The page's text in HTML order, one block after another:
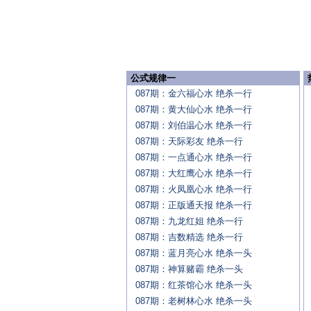
公式规律一
087期：金六福心水 绝杀一行
087期：黄大仙心水 绝杀一行
087期：刘伯温心水 绝杀一行
087期：天际彩友 绝杀一行
087期：一点通心水 绝杀一行
087期：大红鹰心水 绝杀一行
087期：火凤凰心水 绝杀一行
087期：正版通天报 绝杀一行
087期：九龙红姐 绝杀一行
087期：吉数精选 绝杀一行
087期：蓝月亮心水 绝杀一头
087期：神算赌霸 绝杀一头
087期：红茶馆心水 绝杀一头
087期：老树林心水 绝杀一头